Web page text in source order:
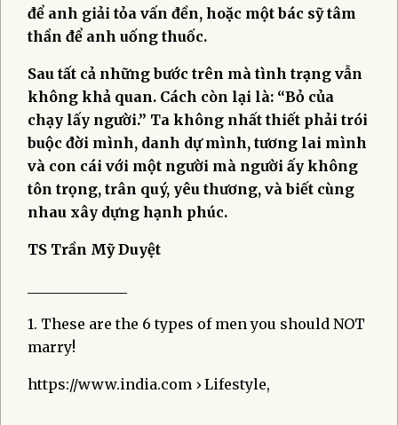
để anh giải tỏa vấn đền, hoặc một bác sỹ tâm
thần để anh uống thuốc.
Sau tất cả những bước trên mà tình trạng vẫn
không khả quan. Cách còn lại là: “Bỏ của
chạy lấy người.” Ta không nhất thiết phải trói
buộc đời mình, danh dự mình, tương lai mình
và con cái với một người mà người ấy không
tôn trọng, trân quý, yêu thương, và biết cùng
nhau xây dựng hạnh phúc.
TS Trần Mỹ Duyệt
1. These are the 6 types of men you should NOT
marry!
https://www.india.com › Lifestyle,